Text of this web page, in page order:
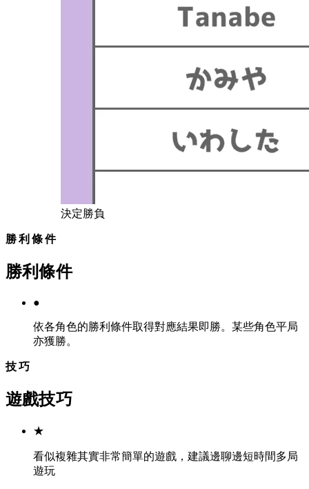
決定勝負
勝利條件
勝利條件
●
依各角色的勝利條件取得對應結果即勝。某些角色平局
亦獲勝。
技巧
遊戲技巧
★
看似複雜其實非常簡單的遊戲，建議邊聊邊短時間多局
遊玩